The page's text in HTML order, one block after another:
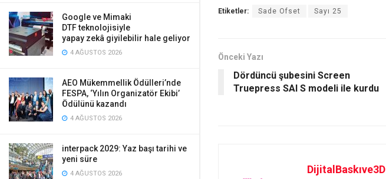
Google ve Mimaki
DTF teknolojisiyle
yapay zekâ giyilebilir hale geliyor
4 AĞUSTOS 2026
AEO Mükemmellik Ödülleri’nde
FESPA, ‘Yılın Organizatör Ekibi’
Ödülünü kazandı
4 AĞUSTOS 2026
interpack 2029: Yaz başı tarihi ve
yeni süre
4 AĞUSTOS 2026
Etiketler: Sade Ofset Sayı 25
Önceki Yazı
Dördüncü şubesini Screen
Truepress SAI S modeli ile kurdu
DijitalBaskıve3D